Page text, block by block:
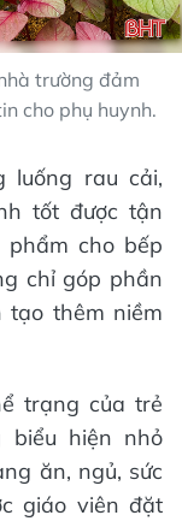
trường đảm
cho phụ huynh.
luống rau cải,
tốt được tận
cho bếp
chỉ góp phần
tạo thêm niềm
trạng của trẻ
biểu hiện nhỏ
ăn, ngủ, sức
giáo viên đặt